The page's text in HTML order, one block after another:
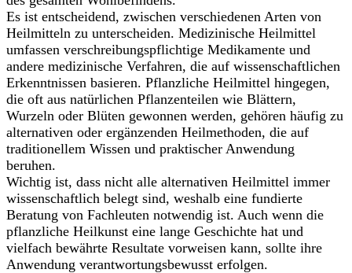
Es ist entscheidend, zwischen verschiedenen Arten von
Heilmitteln zu unterscheiden. Medizinische Heilmittel
umfassen verschreibungspflichtige Medikamente und
andere medizinische Verfahren, die auf wissenschaftlichen
Erkenntnissen basieren. Pflanzliche Heilmittel hingegen,
die oft aus natürlichen Pflanzenteilen wie Blättern,
Wurzeln oder Blüten gewonnen werden, gehören häufig zu
alternativen oder ergänzenden Heilmethoden, die auf
traditionellem Wissen und praktischer Anwendung
beruhen.
Wichtig ist, dass nicht alle alternativen Heilmittel immer
wissenschaftlich belegt sind, weshalb eine fundierte
Beratung von Fachleuten notwendig ist. Auch wenn die
pflanzliche Heilkunst eine lange Geschichte hat und
vielfach bewährte Resultate vorweisen kann, sollte ihre
Anwendung verantwortungsbewusst erfolgen.